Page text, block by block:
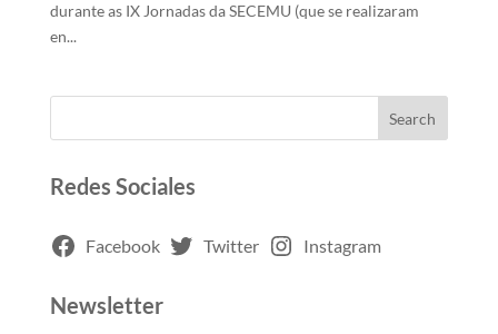
durante as IX Jornadas da SECEMU (que se realizaram
en...
Search
Redes Sociales
Facebook Twitter Instagram
Newsletter